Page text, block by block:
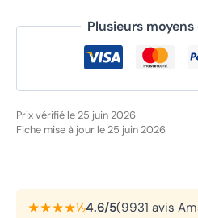
Plusieurs
Prix vérifié le 25 juin 2026
Fiche mise à jour le 25 juin 2026
★★★★½4.6/5(9931 avis